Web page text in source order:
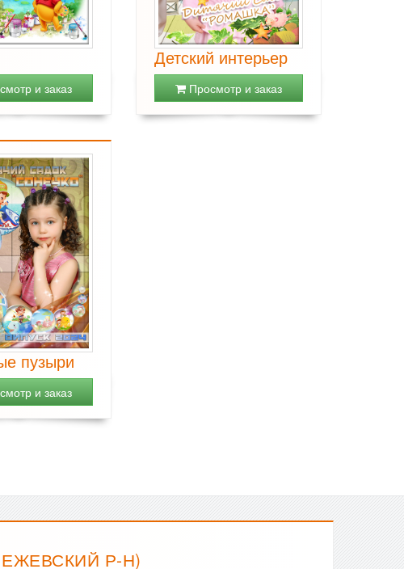
и заказ
Детский интерьер
Просмотр и заказ
пузыри
и заказ
Р-Н)